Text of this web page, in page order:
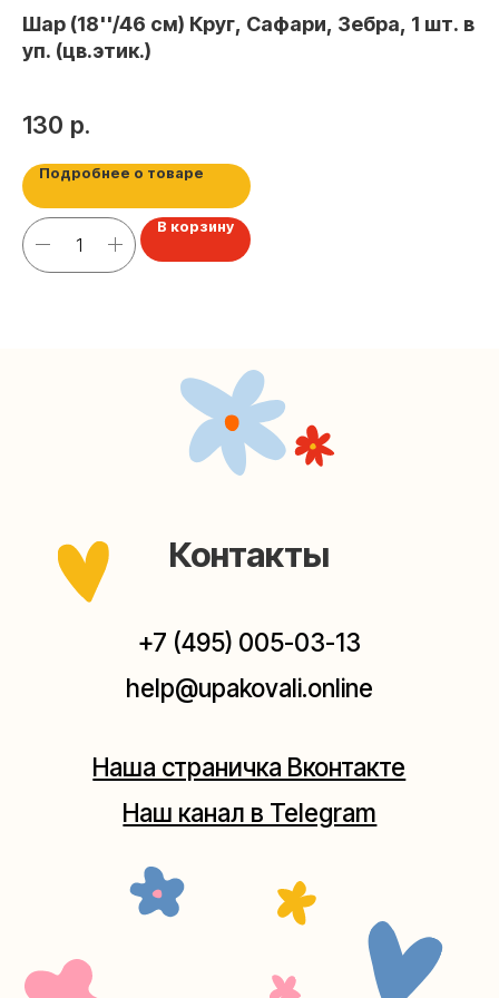
Шар (18''/46 см) Круг, Сафари, Зебра, 1 шт. в
уп. (цв.этик.)
130 р.
Подробнее о товаре
В корзину
Мастерские упаковки подарков работают без
выходных, с 10 до 20 часов. Пишите, звоните,
(как пройти)
Москва, ул.Таганская, дом 25-27
(как пройти)
Мастерская на Плющихе
Мастерская на Таганке
+7 (980) 495-03-13
+7 (980) 156-03-13
Наша страничка Вконтакте
+7 (495) 005-03-13
help@upakovali.online